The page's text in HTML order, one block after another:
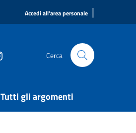
Accedi all'area personale |
Cerca
Tutti gli argomenti